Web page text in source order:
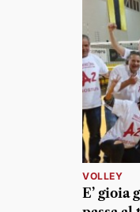
VOLLEY
E’ gioia